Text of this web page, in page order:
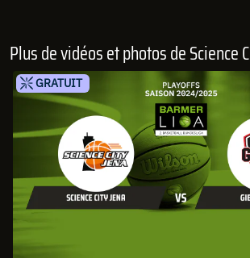
Plus de vidéos et photos de Science
GRATUIT